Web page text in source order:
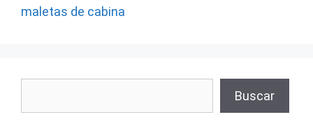
maletas de cabina
Buscar